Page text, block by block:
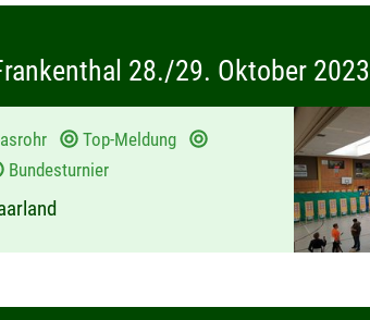
28./29. Oktober 2023
Top-Meldung
Bundesturnier